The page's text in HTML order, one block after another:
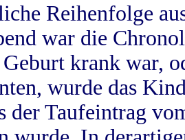
Reihenfolge
war die
krank war,
wurde das
der Taufeintrag